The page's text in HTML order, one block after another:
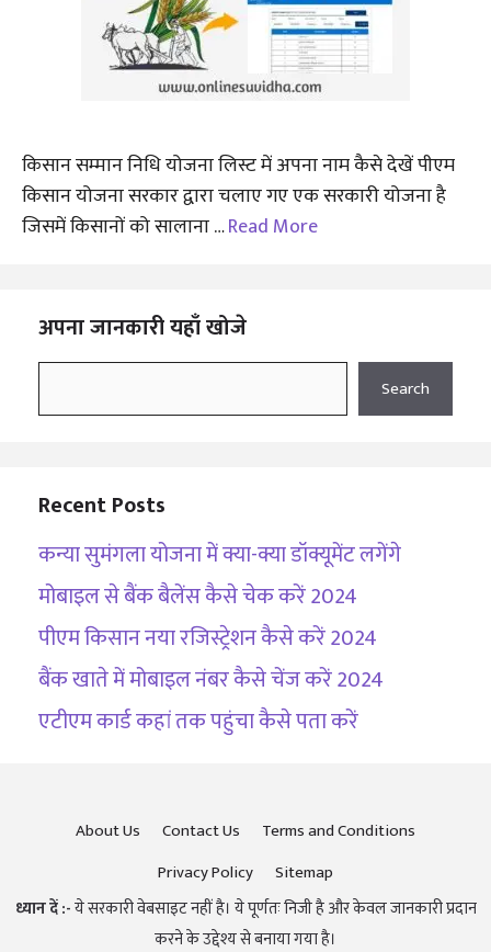
किसान सम्मान निधि योजना लिस्ट में अपना नाम कैसे देखें पीएम
किसान योजना सरकार द्वारा चलाए गए एक सरकारी योजना है
जिसमें किसानों को सालाना …Read More
अपना जानकारी यहाँ खोजे
Search
Recent Posts
कन्या सुमंगला योजना में क्या-क्या डॉक्यूमेंट लगेंगे
मोबाइल से बैंक बैलेंस कैसे चेक करें 2024
पीएम किसान नया रजिस्ट्रेशन कैसे करें 2024
बैंक खाते में मोबाइल नंबर कैसे चेंज करें 2024
एटीएम कार्ड कहां तक पहुंचा कैसे पता करें
About Us Contact Us
Terms and Conditions
Privacy Policy
Sitemap
ध्यान दें :-ये सरकारी वेबसाइट नहीं है। ये पूर्णतः निजी है और केवल जानकारी प्रदान
करने के उद्देश्य से बनाया गया है।